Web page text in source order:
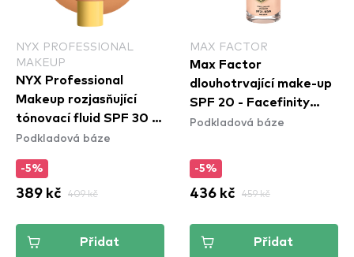
NYX PROFESSIONAL
MAKEUP
NYX Professional
Makeup rozjasňující
tónovací fluid SPF 30 -
Buttermelt Glaze Soft
Vanilla Bean Butta
Podkladová báze
-5%
389 kč 409 kč
Přidat
MAX FACTOR
Max Factor
dlouhotrvající make-up
SPF 20 - Facefinity
Foundation - N55 Beige
Podkladová báze
-5%
436 kč 459 kč
Přidat